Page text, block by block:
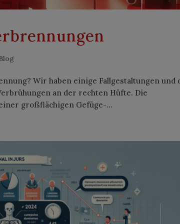
Wir haben einige Fallgestaltungen und
an der rechten Hüfte. Die
großflächigen Gefüge-...